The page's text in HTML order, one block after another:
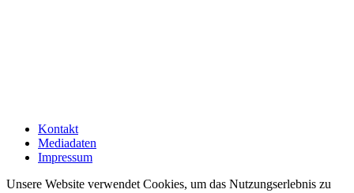
Kontakt
Mediadaten
Impressum
Unsere Website verwendet Cookies, um das Nutzungserlebnis zu